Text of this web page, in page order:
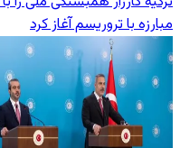
مبارزه با تروریسم آغاز کرد